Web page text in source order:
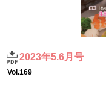
2023年5.6月号
Vol.169